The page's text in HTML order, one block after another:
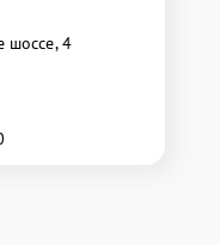
шоссе, 4